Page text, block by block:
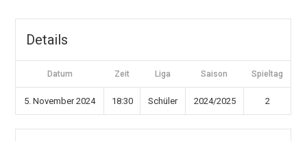
Details
Datum Zeit Liga Saison Spieltag
5. November 2024 18:30 Schüler 2024/2025 2